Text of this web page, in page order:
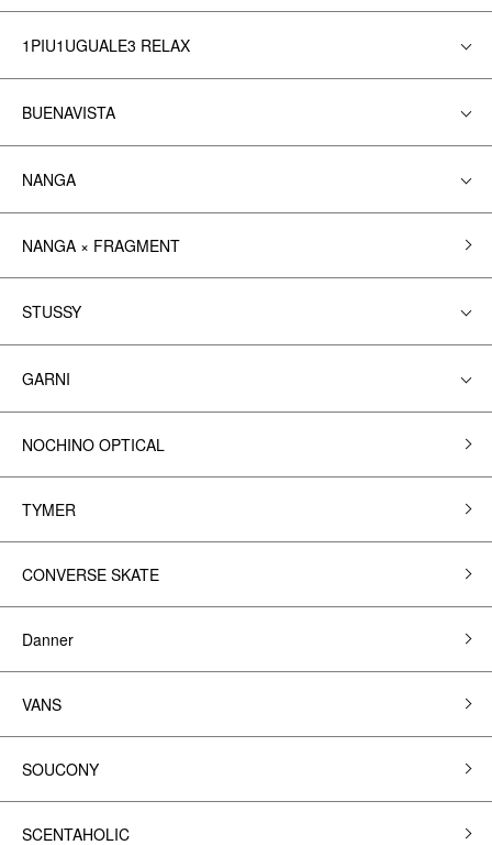
1PIU1UGUALE3 RELAX
BUENAVISTA
NANGA
NANGA × FRAGMENT
STUSSY
GARNI
NOCHINO OPTICAL
TYMER
CONVERSE SKATE
Danner
VANS
SOUCONY
SCENTAHOLIC